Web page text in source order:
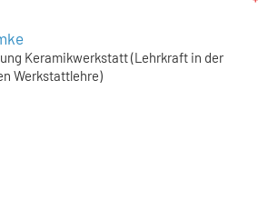
Keramikwerkstatt (Lehrkraft in der
Werkstattlehre)